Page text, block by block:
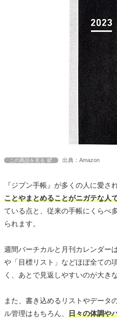
この商品を見る 出典：Amazon
『ジブン手帳』が多くの人に愛さ
ことやまとめることがニガテな人
ている点と、従来の手帳にくらべ
られます。
週間バーチカルと月刊カレンダー
や「目標リスト」などほぼ全ての
く、あとで見返しやすいのが大き
また、書き込めるリストやデータ
ル管理はもちろん、 日々の体調や